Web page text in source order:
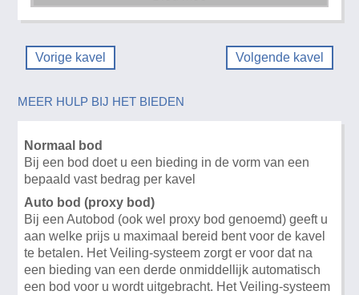
Vorige kavel Volgende kavel
MEER HULP BIJ HET BIEDEN
Normaal bod
Bij een bod doet u een bieding in de vorm van een
bepaald vast bedrag per kavel
Auto bod (proxy bod)
Bij een Autobod (ook wel proxy bod genoemd) geeft u
aan welke prijs u maximaal bereid bent voor de kavel
te betalen. Het Veiling-systeem zorgt er voor dat na
een bieding van een derde onmiddellijk automatisch
een bod voor u wordt uitgebracht. Het Veiling-systeem